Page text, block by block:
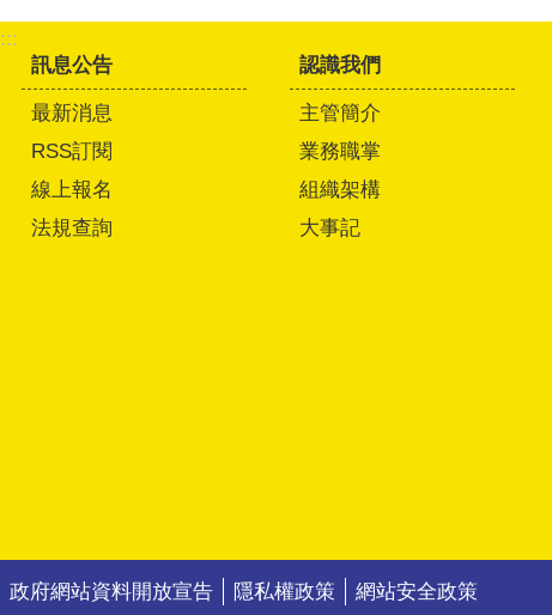
:::
訊息公告
最新消息
RSS訂閱
線上報名
法規查詢
認識我們
主管簡介
業務職掌
組織架構
大事記
政府網站資料開放宣告 隱私權政策 網站安全政策